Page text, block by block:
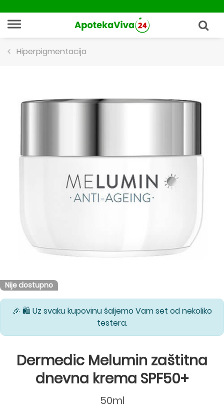
Hiperpigmentacija
Nije dostupno
🎉 🛍️ Uz svaku kupovinu šaljemo Vam set od nekoliko
testera.
Dermedic Melumin zaštitna
dnevna krema SPF50+
50ml